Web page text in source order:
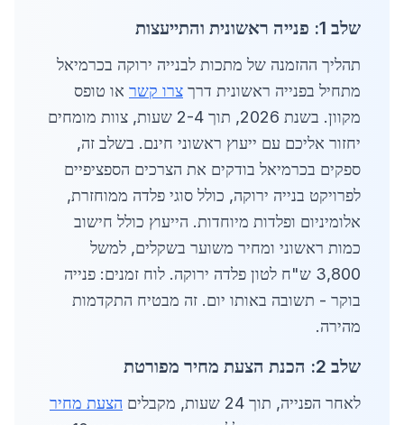
שלב 1: פנייה ראשונית והתייעצות
תהליך ההזמנה של מתכות לבנייה ירוקה בכרמיאל
מתחיל בפנייה ראשונית דרך צרו קשר או טופס
מקוון. בשנת 2026, תוך 2-4 שעות, צוות מומחים
יחזור אליכם עם ייעוץ ראשוני חינם. בשלב זה,
ספקים בכרמיאל בודקים את הצרכים הספציפיים
לפרויקט בנייה ירוקה, כולל סוגי פלדה ממוחזרת,
אלומיניום ופלדות מיוחדות. הייעוץ כולל חישוב
כמות ראשוני ומחיר משוער בשקלים, למשל
3,800 ש"ח לטון פלדה ירוקה. לוח זמנים: פנייה
בוקר - תשובה באותו יום. זה מבטיח התקדמות
מהירה.
שלב 2: הכנת הצעת מחיר מפורטת
לאחר הפנייה, תוך 24 שעות, מקבלים
הצעת מחיר